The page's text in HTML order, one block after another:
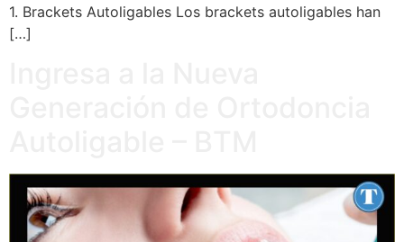
1. Brackets Autoligables Los brackets autoligables han
[…]